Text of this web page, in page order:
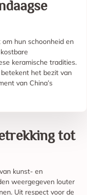
hun schoonheid en
keramische tradities.
het bezit van
van China’s
tot
kunst- en
weergegeven louter
Uit respect voor de